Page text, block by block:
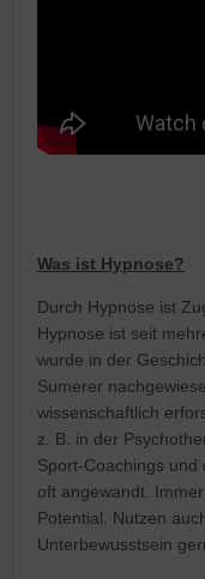
Was ist Hypnose?
Durch Hypnose ist
Hypnose ist seit
wurde in der
Sumerer
wissenschaftlich
z. B. in der
Sport-Coachings und
oft angewandt.
Potential. Nutzen
Unterbewusstsein